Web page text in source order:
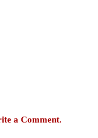
a Comment.